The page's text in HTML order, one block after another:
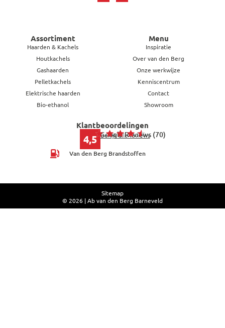
Assortiment
Haarden & Kachels
Houtkachels
Gashaarden
Pelletkachels
Elektrische haarden
Bio-ethanol
Menu
Inspiratie
Over van den Berg
Onze werkwijze
Kenniscentrum
Contact
Showroom
Klantbeoordelingen
4,5 Google Reviews (70)
Bekijk alle reviews
Van den Berg Brandstoffen
© 2026 | Ab van den Berg Barneveld
Sitemap